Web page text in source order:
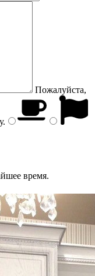
Пожалуйста,
.
время.